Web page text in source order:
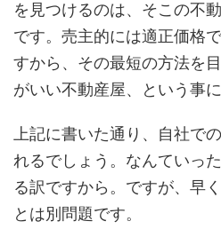
を見つけるのは、そこの不
です。売主的には適正価格
すから、その最短の方法を
がいい不動産屋、という事に
上記に書いた通り、自社で
れるでしょう。なんていっ
る訳ですから。ですが、早
とは別問題です。